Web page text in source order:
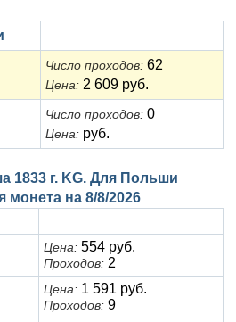
Число проходов: 62
Цена: 2 609 руб.
Число проходов: 0
Цена: руб.
1833 г. KG. Для Польши
монета на 8/8/2026
Цена: 554 руб.
Проходов: 2
Цена: 1 591 руб.
Проходов: 9